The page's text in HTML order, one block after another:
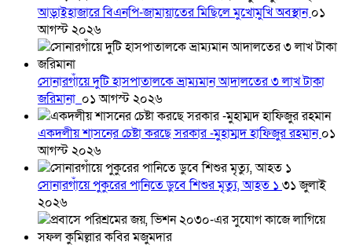
আড়াইহাজারে বিএনপি-জামায়াতের মিছিলে মুখোমুখি অবস্থান০১
আগস্ট ২০২৬
সোনারগাঁয়ে দুটি হাসপাতালকে ভ্রাম্যমান আদালতের ৩ লাখ টাকা
জরিমানা ০১ আগস্ট ২০২৬
একদলীয় শাসনের চেষ্টা করছে সরকার -মুহাম্মদ হাফিজুর রহমান০১
আগস্ট ২০২৬
সোনারগাঁয়ে পুকুরের পানিতে ডুবে শিশুর মৃত্যু, আহত ১ ৩১ জুলাই
২০২৬